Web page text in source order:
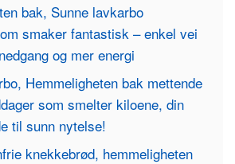
bak, Sunne lavkarbo
smaker fantastisk – enkel vei
og mer energi
Hemmeligheten bak mettende
som smelter kiloene, din
til sunn nytelse!
knekkebrød, hemmeligheten